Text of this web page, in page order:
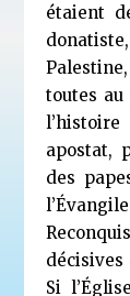
étaient
toutes au
apostat,
des
décisives
Si